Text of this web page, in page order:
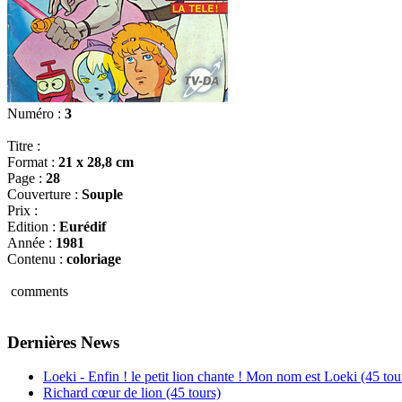
Numéro : 3
Titre :
Format : 21 x 28,8 cm
Page : 28
Couverture : Souple
Prix :
Edition : Eurédif
Année : 1981
Contenu : coloriage
comments
Dernières News
Loeki - Enfin ! le petit lion chante ! Mon nom est Loeki (45
Richard cœur de lion (45 tours)